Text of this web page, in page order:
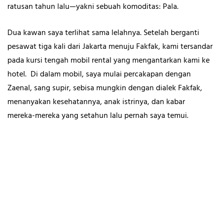
ratusan tahun lalu—yakni sebuah komoditas: Pala.
Dua kawan saya terlihat sama lelahnya. Setelah berganti
pesawat tiga kali dari Jakarta menuju Fakfak, kami tersandar
pada kursi tengah mobil rental yang mengantarkan kami ke
hotel. Di dalam mobil, saya mulai percakapan dengan
Zaenal, sang supir, sebisa mungkin dengan dialek Fakfak,
menanyakan kesehatannya, anak istrinya, dan kabar
mereka-mereka yang setahun lalu pernah saya temui.